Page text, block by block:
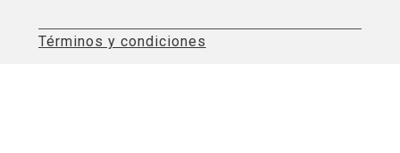
Términos y condiciones